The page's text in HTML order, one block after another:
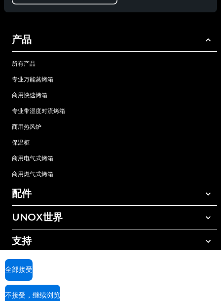
产品
所有产品
专业万能蒸烤箱
商用快速烤箱
专业带湿度对流烤箱
商用热风炉
保温柜
商用电气式烤箱
商用燃气式烤箱
配件
所有配件
手动清洗清洁剂
树脂过滤水处理
反渗透水处理
UNOX世界
我们在全球的办事处
支持
UNOX质保
查找经销商
查找服务中心
全部接受
不接受，继续浏览